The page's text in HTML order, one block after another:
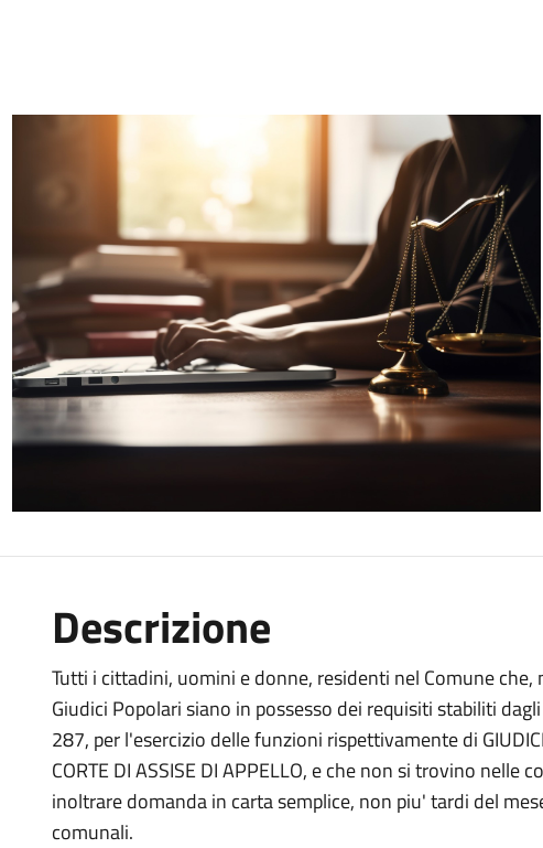
Descrizione
Tutti i cittadini, uomini e donne, residenti nel Comune
Giudici Popolari siano in possesso dei requisiti stabiliti
287, per l'esercizio delle funzioni rispettivamente di
CORTE DI ASSISE DI APPELLO, e che non si trovino
inoltrare domanda in carta semplice, non piu' tardi del
comunali.